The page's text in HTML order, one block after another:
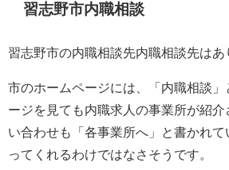
習志野市内職相談
習志野市の内職相談先内職相談先はあ
市のホームページには、「内職相談
ージを見ても内職求人の事業所が紹介
い合わせも「各事業所へ」と書かれ
ってくれるわけではなさそうです。